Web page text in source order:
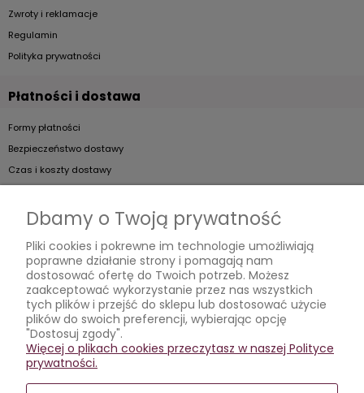
Zwroty i reklamacje
Regulamin
Polityka prywatności
Płatności i dostawa
Formy płatności
Bezpieczeństwo dostawy
Czas i koszty dostawy
Artykuły
Jak dobierać kieliszki do szampana?
Jak podawać koniak?
Jak prawidłowo dbać o kieliszki?
Wybieramy kieliszki
Moje konto
Dbamy o Twoją prywatność
Pliki cookies i pokrewne im technologie umożliwiają
poprawne działanie strony i pomagają nam
dostosować ofertę do Twoich potrzeb. Możesz
zaakceptować wykorzystanie przez nas wszystkich
tych plików i przejść do sklepu lub dostosować użycie
plików do swoich preferencji, wybierając opcję
"Dostosuj zgody".
Więcej o plikach cookies przeczytasz w naszej Polityce
prywatności.